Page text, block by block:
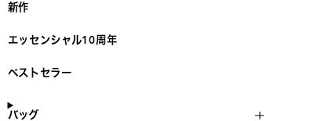
新作
エッセンシャル10周年
ベストセラー
バッグ